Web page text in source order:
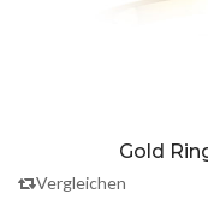
Gold
Vergleichen